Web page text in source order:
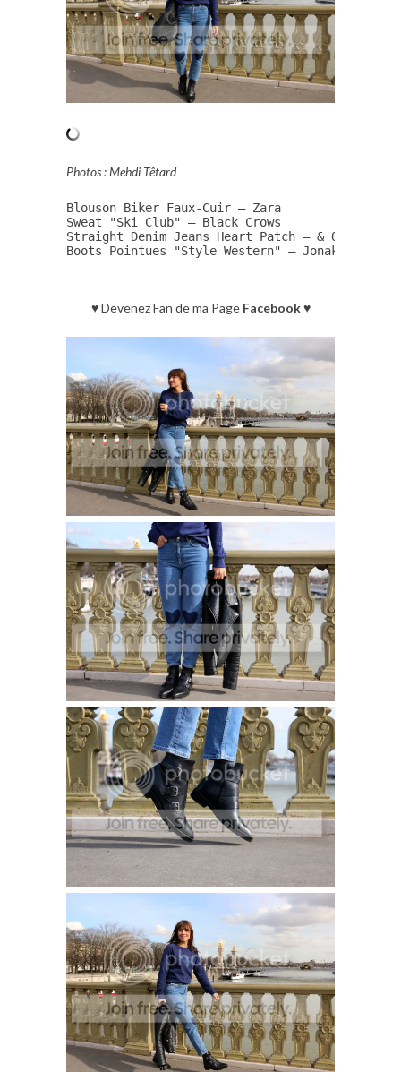
Photos : Mehdi Têtard
Blouson Biker Faux-Cuir – Zara
Sweat "Ski Club" – Black Crows
Straight Denim Jeans Heart Patch – & Other
Boots Pointues "Style Western" – Jonak
♥ Devenez Fan de ma Page Facebook♥